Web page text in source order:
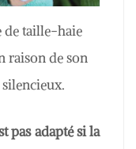
de taille-haie
raison de son
pas adapté si la